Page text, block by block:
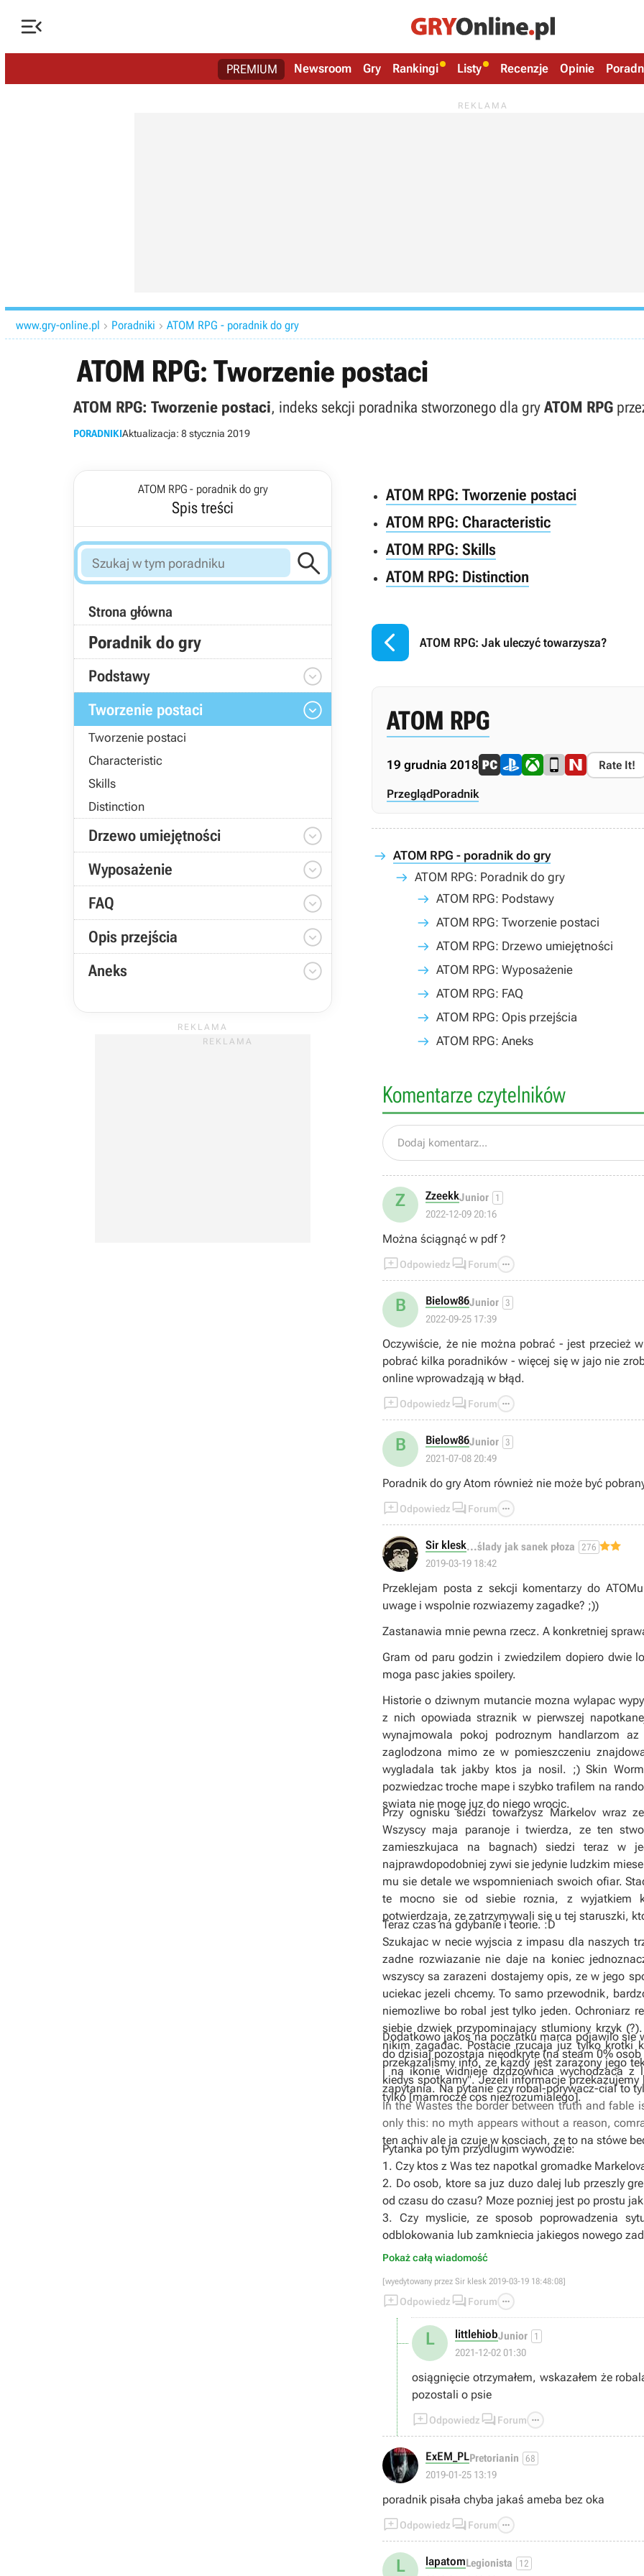

PREMIUM Newsroom Gry Rankingi Listy Recenzje Opinie
www.gry-online.pl  Poradniki  ATOM RPG - poradnik do gry
ATOM RPG: Tworzenie postaci
ATOM RPG: Tworzenie postaci, indeks sekcji poradnika stworzonego dla gry ATOM RPG
PORADNIKIAktualizacja: 8 stycznia 2019
ATOM RPG - poradnik do gry
Spis treści

Strona główna
Poradnik do gry
Podstawy 
Tworzenie postaci 
Tworzenie postaci
Characteristic
Skills
Distinction
Drzewo umiejętności 
Wyposażenie 
FAQ 
Opis przejścia 
Aneks 
ATOM RPG: Tworzenie postaci
ATOM RPG: Characteristic
ATOM RPG: Skills
ATOM RPG: Distinction
 ATOM RPG: Jak uleczyć towarzysza?
ATOM RPG
19 grudnia 2018 Rate It!
PrzeglądPoradnik
ATOM RPG - poradnik do gry
ATOM RPG: Poradnik do gry
ATOM RPG: Podstawy
ATOM RPG: Tworzenie postaci
ATOM RPG: Drzewo umiejętności
ATOM RPG: Wyposażenie
ATOM RPG: FAQ
ATOM RPG: Opis przejścia
ATOM RPG: Aneks
Komentarze czytelników
Dodaj komentarz...
Z ZzeekkJunior 1
2022-12-09 20:16
Można ściągnąć w pdf ?
Odpowiedz  Forum 
B Bielow86Junior 3
2022-09-25 17:39
Oczywiście, że nie można pobrać - jest przecież
pobrać kilka poradników - więcej się w jajo nie
online wprowadząją w błąd.
Odpowiedz  Forum 
B Bielow86Junior 3
2021-07-08 20:49
Poradnik do gry Atom również nie może być
Odpowiedz  Forum 
Sir klesk...ślady jak sanek płoza 276
2019-03-19 18:42
Przeklejam posta z sekcji komentarzy do
uwage i wspolnie rozwiazemy zagadke? ;))
Zastanawia mnie pewna rzecz. A konkretniej
Gram od paru godzin i zwiedzilem dopiero dwie
moga pasc jakies spoilery.
Historie o dziwnym mutancie mozna wylapac
z nich opowiada straznik w pierwszej
wynajmowala pokoj podroznym handlarzom
zaglodzona mimo ze w pomieszczeniu
wygladala tak jakby ktos ja nosil. ;) Skin
pozwiedzac troche mape i szybko trafilem na
swiata nie moge juz do niego wrocic.
Przy ognisku siedzi towarzysz Markelov wraz
Wszyscy maja paranoje i twierdza, ze ten
zamieszkujaca na bagnach) siedzi teraz w
najprawdopodobniej zywi sie jedynie ludzkim
mu sie detale we wspomnieniach swoich ofiar.
te mocno sie od siebie roznia, z wyjatkiem
potwierdzaja, ze zatrzymywali sie u tej staruszki,
Teraz czas na gdybanie i teorie. :D
Szukajac w necie wyjscia z impasu dla naszych
zadne rozwiazanie nie daje na koniec
wszyscy sa zarazeni dostajemy opis, ze w jego
uciekac jezeli chcemy. To samo przewodnik,
niemozliwe bo robal jest tylko jeden. Ochroniarz
siebie dzwiek przypominajacy stlumiony krzyk
nikim zagadac. Postacie rzucaja juz tylko krotki
przekazalismy info, ze kazdy jest zarazony jego
kiedys spotkamy". Jezeli informacje
tylko [mamrocze cos niezrozumialego].
Dodatkowo jakos na poczatku marca pojawilo sie
do dzisiaj pozostaja nieodkryte (na steam 0%
i na ikonie widnieje dzdzownica wychodzaca z
zapytania. Na pytanie czy robal-porywacz-cial to
In the Wastes the border between truth and
only this: no myth appears without a reason,
ten achiv ale ja czuje w kosciach, ze to na stówe
Pytanka po tym przydlugim wywodzie:
1. Czy ktos z Was tez napotkal gromadke
2. Do osob, ktore sa juz duzo dalej lub przeszly
od czasu do czasu? Moze pozniej jest po prostu
3. Czy myslicie, ze sposob poprowadzenia
odblokowania lub zamkniecia jakiegos nowego
Pokaż całą wiadomość
[wyedytowany przez Sir klesk 2019-03-19 18:48:08]
Odpowiedz  Forum 
L littlehiobJunior 1
2021-12-02 01:30
osiągnięcie otrzymałem, wskazałem że
pozostali o psie
Odpowiedz  Forum 
ExEM_PLPretorianin 68
2019-01-25 13:19
poradnik pisała chyba jakaś ameba bez oka
Odpowiedz  Forum 
L lapatomLegionista 12